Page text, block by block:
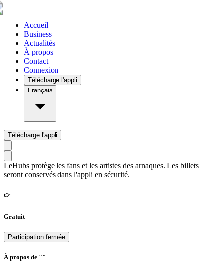
Accueil
Business
Actualités
À propos
Contact
Connexion
Télécharge l'appli
Français
Télécharge l'appli
LeHubs protège les fans et les artistes des arnaques. Les billets
seront conservés dans l'appli en sécurité.
👉
Gratuit
Participation fermée
À propos de ""